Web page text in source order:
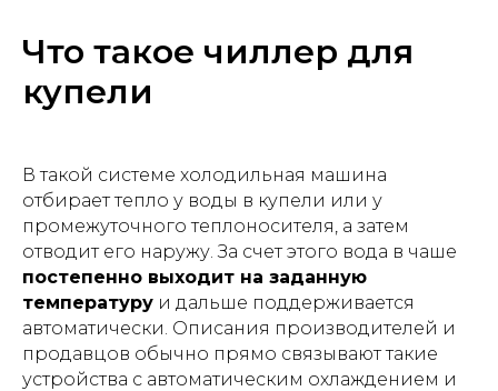
Что такое чиллер для
купели
В такой системе холодильная машина
отбирает тепло у воды в купели или у
промежуточного теплоносителя, а затем
отводит его наружу. За счет этого вода в чаше
постепенно выходит на заданную
температуру и дальше поддерживается
автоматически. Описания производителей и
продавцов обычно прямо связывают такие
устройства с автоматическим охлаждением и